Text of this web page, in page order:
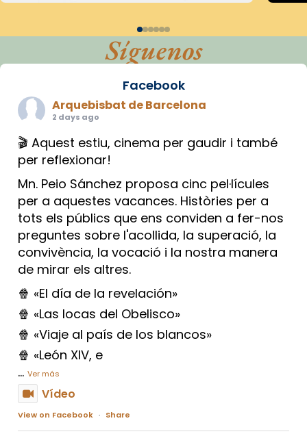
Síguenos
Facebook
Arquebisbat de Barcelona
2 days ago
🎬 Aquest estiu, cinema per gaudir i també
per reflexionar!
Mn. Peio Sánchez proposa cinc pel·lícules
per a aquestes vacances. Històries per a
tots els públics que ens conviden a fer-nos
preguntes sobre l'acollida, la superació, la
convivència, la vocació i la nostra manera
de mirar els altres.
🍿 «El día de la revelación»
🍿 «Las locas del Obelisco»
🍿 «Viaje al país de los blancos»
🍿 «León XIV, e
... Ver más
Vídeo
View on Facebook · Share